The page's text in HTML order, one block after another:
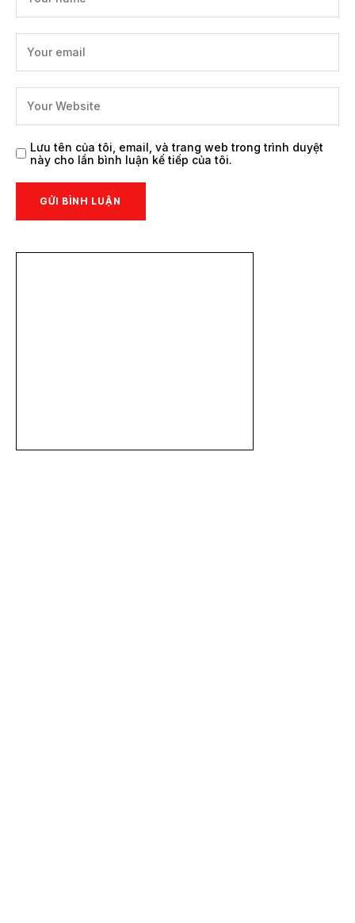
Lưu tên của tôi, email, và trang web trong trình duyệt
này cho lần bình luận kế tiếp của tôi.